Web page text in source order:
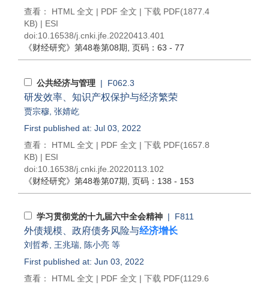
查看： HTML 全文 | PDF 全文 | 下载 PDF(1877.4
KB) | ESI
doi:10.16538/j.cnki.jfe.20220413.401
《财经研究》 第48卷第08期 , 页码：63 - 77
公共经济与管理 | F062.3
研发效率、知识产权保护与经济繁荣
贾宗穆 张婧屹
First published at: Jul 03, 2022
查看： HTML 全文 | PDF 全文 | 下载 PDF(1657.8
KB) | ESI
doi:10.16538/j.cnki.jfe.20220113.102
《财经研究》 第48卷第07期 , 页码：138 - 153
学习贯彻党的十九届六中全会精神 | F811
外债规模、政府债务风险与经济增长
刘哲希 王兆瑞 陈小亮 等
First published at: Jun 03, 2022
查看： HTML 全文 | PDF 全文 | 下载 PDF(1129.6